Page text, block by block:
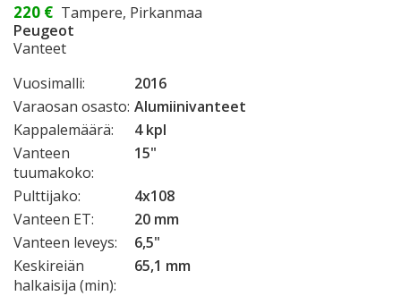
220 € Tampere, Pirkanmaa
Peugeot
Vanteet
Vuosimalli:
2016
Varaosan osasto: Alumiinivanteet
Kappalemäärä:
4 kpl
Vanteen
tuumakoko:
15"
Pulttijako:
4x108
Vanteen ET:
20 mm
Vanteen leveys:
6,5"
Keskireiän
halkaisija (min):
65,1 mm